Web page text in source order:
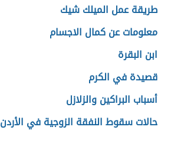
طريقة عمل الميلك شيك
معلومات عن كمال الاجسام
ابن البقرة
قصيدة في الكرم
أسباب البراكين والزلازل
حالات سقوط النفقة الزوجية في الأردن